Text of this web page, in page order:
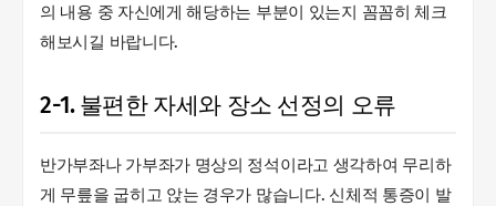
의 내용 중 자신에게 해당하는 부분이 있는지 꼼꼼히 체크
해보시길 바랍니다.
2-1. 불편한 자세와 장소 선정의 오류
반가부좌나 가부좌가 명상의 정석이라고 생각하여 무리하
게 무릎을 굽히고 앉는 경우가 많습니다. 신체적 통증이 발